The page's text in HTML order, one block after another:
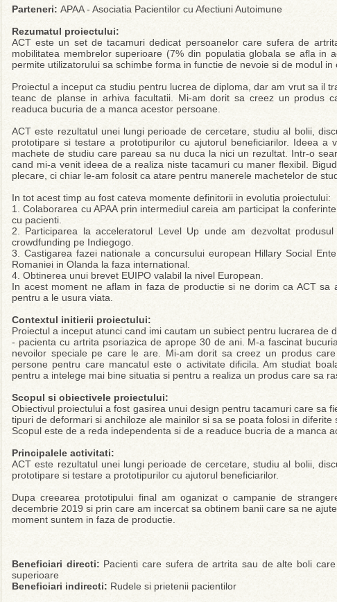
Parteneri: APAA - Asociatia Pacientilor cu Afectiuni Autoimune
Rezumatul proiectului:
ACT este un set de tacamuri dedicat persoanelor care sufera de
mobilitatea membrelor superioare (7% din populatia globala se afla in
permite utilizatorului sa schimbe forma in functie de nevoie si de modul in
Proiectul a inceput ca studiu pentru lucrea de diploma, dar am vrut sa il
teanc de planse in arhiva facultatii. Mi-am dorit sa creez un produs
readuca bucuria de a manca acestor persoane.
ACT este rezultatul unei lungi perioade de cercetare, studiu al bolii,
prototipare si testare a prototipurilor cu ajutorul beneficiarilor. Ideea a
machete de studiu care pareau sa nu duca la nici un rezultat. Intr-o
cand mi-a venit ideea de a realiza niste tacamuri cu maner flexibil.
plecare, ci chiar le-am folosit ca atare pentru manerele machetelor de
In tot acest timp au fost cateva momente definitorii in evolutia proiectului:
1. Colaborarea cu APAA prin intermediul careia am participat la
cu pacienti.
2. Participarea la acceleratorul Level Up unde am dezvoltat
crowdfunding pe Indiegogo.
3. Castigarea fazei nationale a concursului european Hillary Social
Romaniei in Olanda la faza international.
4. Obtinerea unui brevet EUIPO valabil la nivel European.
In acest moment ne aflam in faza de productie si ne dorim ca ACT sa
pentru a le usura viata.
Contextul initierii proiectului:
Proiectul a inceput atunci cand imi cautam un subiect pentru lucrarea de
- pacienta cu artrita psoriazica de aprope 30 de ani. M-a fascinat
nevoilor speciale pe care le are. Mi-am dorit sa creez un produs
persone pentru care mancatul este o activitate dificila. Am studiat
pentru a intelege mai bine situatia si pentru a realiza un produs care sa
Scopul si obiectivele proiectului:
Obiectivul proiectului a fost gasirea unui design pentru tacamuri care sa
tipuri de deformari si anchiloze ale mainilor si sa se poata folosi in diferite
Scopul este de a reda independenta si de a readuce bucria de a manca
Principalele activitati:
ACT este rezultatul unei lungi perioade de cercetare, studiu al bolii,
prototipare si testare a prototipurilor cu ajutorul beneficiarilor.
Dupa creearea prototipului final am oganizat o campanie de
decembrie 2019 si prin care am incercat sa obtinem banii care sa ne
moment suntem in faza de productie.
Beneficiari directi: Pacienti care sufera de artrita sau de alte boli
superioare
Beneficiari indirecti: Rudele si prietenii pacientilor